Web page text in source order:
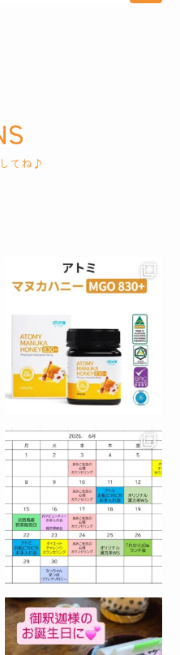
てね♪